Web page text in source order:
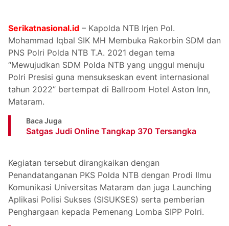
Serikatnasional.id – Kapolda NTB Irjen Pol.
Mohammad Iqbal SIK MH Membuka Rakorbin SDM dan
PNS Polri Polda NTB T.A. 2021 degan tema
“Mewujudkan SDM Polda NTB yang unggul menuju
Polri Presisi guna mensukseskan event internasional
tahun 2022” bertempat di Ballroom Hotel Aston Inn,
Mataram.
Baca Juga
Satgas Judi Online Tangkap 370 Tersangka
Kegiatan tersebut dirangkaikan dengan
Penandatanganan PKS Polda NTB dengan Prodi Ilmu
Komunikasi Universitas Mataram dan juga Launching
Aplikasi Polisi Sukses (SISUKSES) serta pemberian
Penghargaan kepada Pemenang Lomba SIPP Polri.